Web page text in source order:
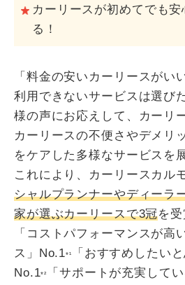
カーリースが初めてでも安
る！
「料金の安いカーリースがい
利用できないサービスは選び
様の声にお応えして、カーリ
カーリースの不便さやデメリ
をケアした多様なサービスを
これにより、カーリースカル
シャルプランナーやディーラ
家が選ぶカーリースで3冠を受
「コストパフォーマンスが高
ス」No.1*¹
「おすすめしたい
No.1*²
「サポートが充実して